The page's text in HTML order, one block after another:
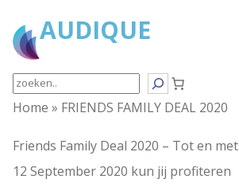
naar
de
AUDIQUE
Search
Home » FRIENDS FAMILY DEAL 2020
Friends Family Deal 2020 – Tot en met
12 September 2020 kun jij profiteren